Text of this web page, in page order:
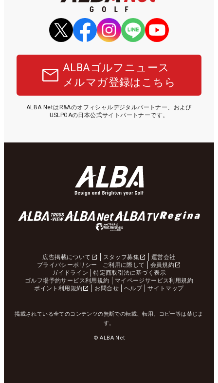
ALBAゴルフニュース
メルマガ登録はこちら
ALBA NetはR&Aのオフィシャルデジタルパートナー、および
USLPGAの日本公式サイトパートナーです。
広告掲載について スタッフ募集
運営会社
プライバシーポリシー
ご利用に際して
会員規約
ガイドライン
特定商取引法に基づく表示
ゴルフ場予約サービス利用規約
マイページサービス利用規約
ポイント利用規約
お問合せ ヘルプ サイトマップ
掲載されている全てのコンテンツの無断での転載、転用、コピー等は禁じま
す。
© ALBA Net